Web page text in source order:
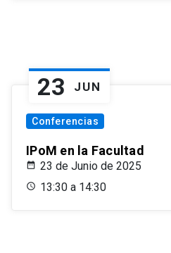
23 JUN
Conferencias
IPoM en la Facultad
23 de Junio de 2025
13:30 a 14:30